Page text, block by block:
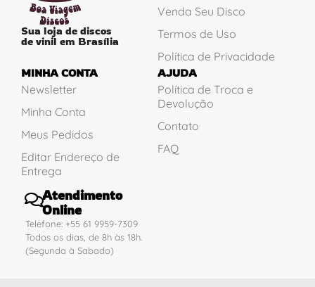
Sua loja de discos
de vinil em Brasília
Venda Seu Disco
Termos de Uso
Política de Privacidade
MINHA CONTA
Newsletter
Minha Conta
Meus Pedidos
Editar Endereço de
Entrega
AJUDA
Política de Troca e
Devolução
Contato
FAQ
Atendimento
Online
Telefone: +55 61 9959-7309
Todos os dias, de 8h às 18h.
(Segunda à Sabado)